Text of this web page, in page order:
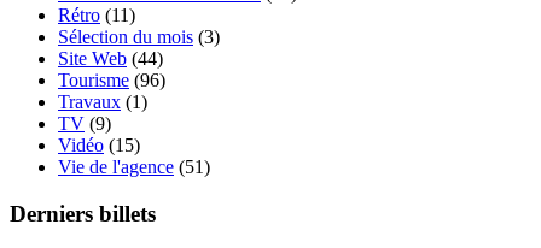
Rétro (11)
Sélection du mois (3)
Site Web (44)
Tourisme (96)
Travaux (1)
TV (9)
Vidéo (15)
Vie de l'agence (51)
Derniers billets